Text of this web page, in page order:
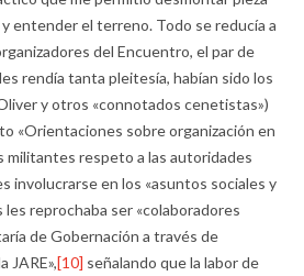
entender el terreno. Todo se reducía a
del Encuentro, el par de
rendía tanta pleitesía, habían sido los
y otros «connotados cenetistas»)
«Orientaciones sobre organización en
militantes respeto a las autoridades
involucrarse en los «asuntos sociales y
les reprochaba ser «colaboradores
de Gobernación a través de
JARE»,[10] señalando que la labor de